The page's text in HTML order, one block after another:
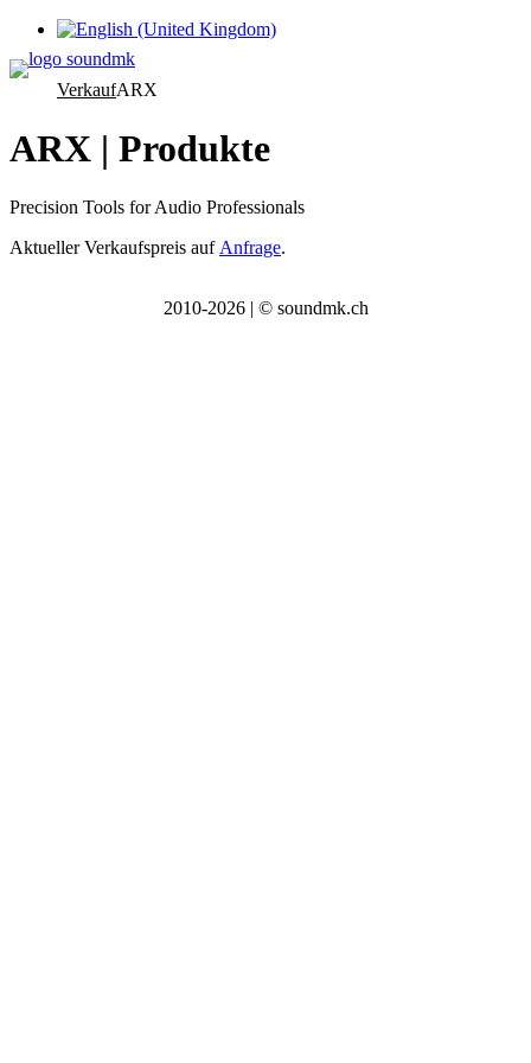
Sprache auswählen
VerkaufARX
ARX | Produkte
Precision Tools for Audio Professionals
Aktueller Verkaufspreis auf Anfrage.
2010-2026 | © soundmk.ch